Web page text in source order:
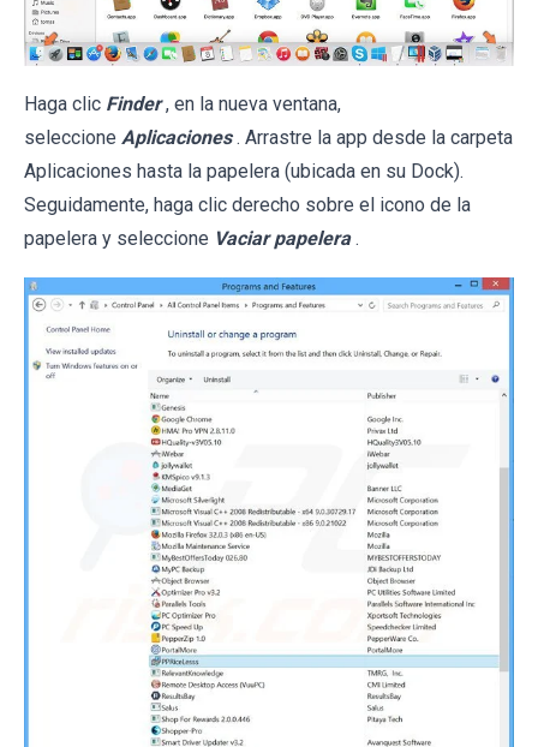
Haga clic Finder , en la nueva ventana,
seleccione Aplicaciones . Arrastre la app desde la carpeta
Aplicaciones hasta la papelera (ubicada en su Dock).
Seguidamente, haga clic derecho sobre el icono de la
papelera y seleccione Vaciar papelera .